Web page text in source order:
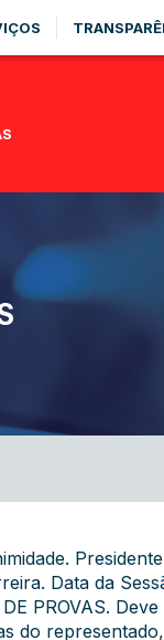
Data da
PROVAS.
do